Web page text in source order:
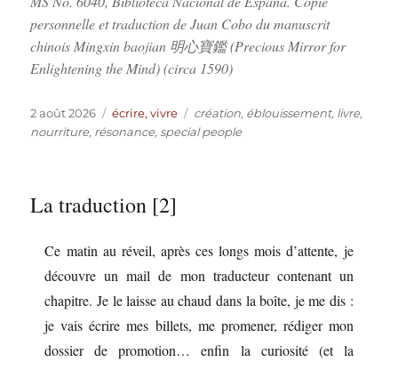
personnelle et traduction de Juan Cobo du manuscrit
chinois Mingxin baojian 明心寶鑑 (Precious Mirror for
Enlightening the Mind) (circa 1590)
Publié
le
2 août 2026 Catégories
écrire, vivre Étiquettes
création, éblouissement, livre,
nourriture, résonance, special people
La traduction [2]
Ce matin au réveil, après ces longs mois d’attente, je
découvre un mail de mon traducteur contenant un
chapitre. Je le laisse au chaud dans la boîte, je me dis :
je vais écrire mes billets, me promener, rédiger mon
dossier de promotion… enfin la curiosité (et la